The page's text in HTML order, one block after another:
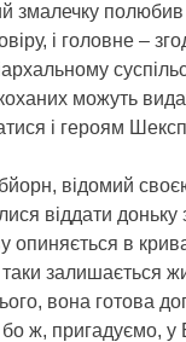
змалечку
і головне –
можуть
і героям
відомий
віддати доньку
опиняється в
залишається
вона готова
ж, пригадуємо,